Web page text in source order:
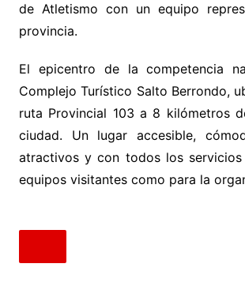
de Atletismo con un equipo
provincia.
El epicentro de la competencia
Complejo Turístico Salto Berrondo,
ruta Provincial 103 a 8 kilómetros
ciudad. Un lugar accesible,
atractivos y con todos los
equipos visitantes como para la